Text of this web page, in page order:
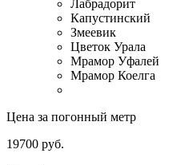
Лабрадорит
Капустинский
Змеевик
Цветок Урала
Мрамор Уфалей
Мрамор Коелга
Цена за погонный метр
19700 руб.